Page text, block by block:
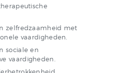
zelfredzaamheid met
vaardigheden.
sociale en
vaardigheden.